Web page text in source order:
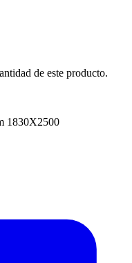
de este producto.
1830X2500